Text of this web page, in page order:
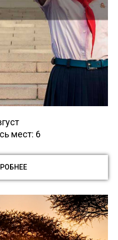
мест: 6